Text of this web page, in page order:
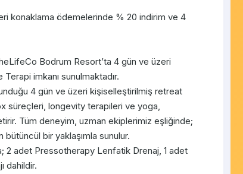
konaklama ödemelerinde % 20 indirim ve 4
Bodrum Resort’ta 4 gün ve üzeri
imkanı sunulmaktadır.
4 gün ve üzeri kişiselleştirilmiş retreat
süreçleri, longevity terapileri ve yoga,
Tüm deneyim, uzman ekiplerimiz eşliğinde;
bir yaklaşımla sunulur.
2 adet Pressotherapy Lenfatik Drenaj, 1 adet
dahildir.